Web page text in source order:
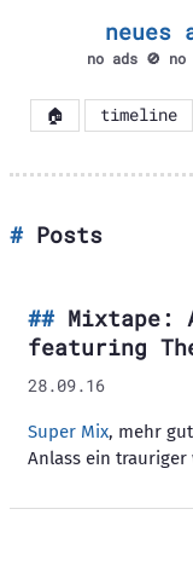
neues
no ads 🚫
🏠 timeline
Posts
Mixtape:
featuring
28.09.16
Super Mix, mehr
Anlass ein